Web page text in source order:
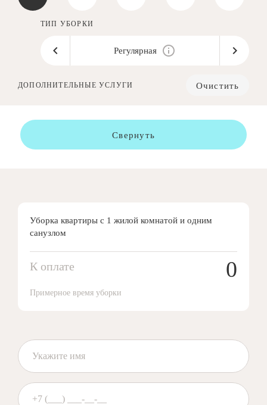
ТИП УБОРКИ
Регулярная
ДОПОЛНИТЕЛЬНЫЕ УСЛУГИ Очистить
Свернуть
Уборка квартиры с 1 жилой комнатой и одним
санузлом
К оплате 0
Примерное время уборки